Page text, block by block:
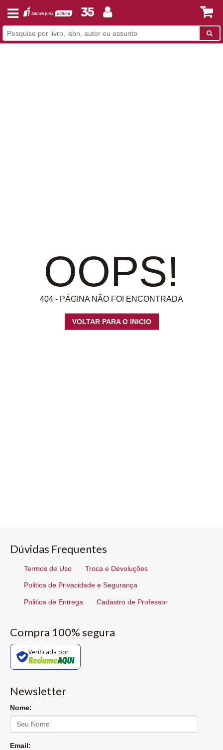
OOPS!
404 - PÁGINA NÃO FOI ENCONTRADA
VOLTAR PARA O INICIO
Dúvidas Frequentes
Termos de Uso Troca e Devoluções
Politica de Privacidade e Segurança
Politica de Entrega Cadastro de Professor
Compra 100% segura
Verificada por
Newsletter
Nome:
Email: